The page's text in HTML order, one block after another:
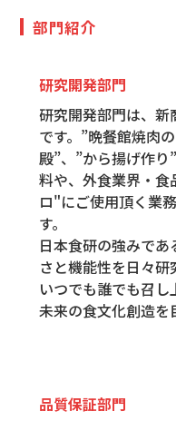
部門紹介
研究開発部門
研究開発部門は、
です。”晩餐館焼肉
殿”、”から揚げ作
料や、外食業界・
ロ"にご使用頂く業
す。
日本食研の強みで
さと機能性を日々
いつでも誰でも召し
未来の食文化創造を
品質保証部門